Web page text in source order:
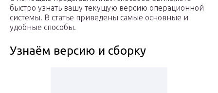
быстро узнать вашу текущую версию операционной
системы. В статье приведены самые основные и
удобные способы.
Узнаём версию и сборку